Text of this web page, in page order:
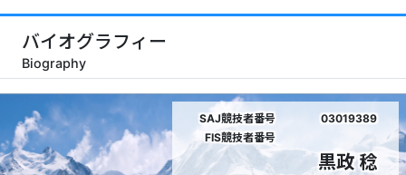
バイオグラフィー
Biography
SAJ競技者番号
03019389
FIS競技者番号
黒政 稔